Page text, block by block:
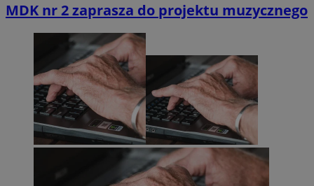
MDK nr 2 zaprasza do projektu muzycznego